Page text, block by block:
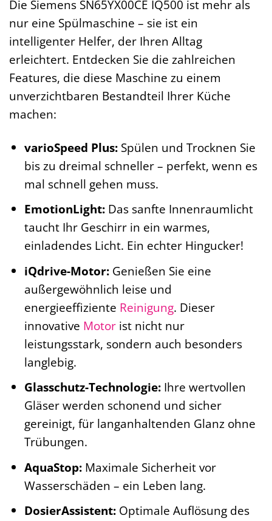
Die Siemens SN65YX00CE IQ500 ist mehr als
nur eine Spülmaschine – sie ist ein
intelligenter Helfer, der Ihren Alltag
erleichtert. Entdecken Sie die zahlreichen
Features, die diese Maschine zu einem
unverzichtbaren Bestandteil Ihrer Küche
machen:
varioSpeed Plus:Spülen und Trocknen Sie
bis zu dreimal schneller – perfekt, wenn es
mal schnell gehen muss.
EmotionLight:Das sanfte Innenraumlicht
taucht Ihr Geschirr in ein warmes,
einladendes Licht. Ein echter Hingucker!
iQdrive-Motor:Genießen Sie eine
außergewöhnlich leise und
energieeffiziente Reinigung. Dieser
innovative Motorist nicht nur
leistungsstark, sondern auch besonders
langlebig.
Glasschutz-Technologie:Ihre wertvollen
Gläser werden schonend und sicher
gereinigt, für langanhaltenden Glanz ohne
Trübungen.
AquaStop:Maximale Sicherheit vor
Wasserschäden – ein Leben lang.
DosierAssistent:Optimale Auflösung des